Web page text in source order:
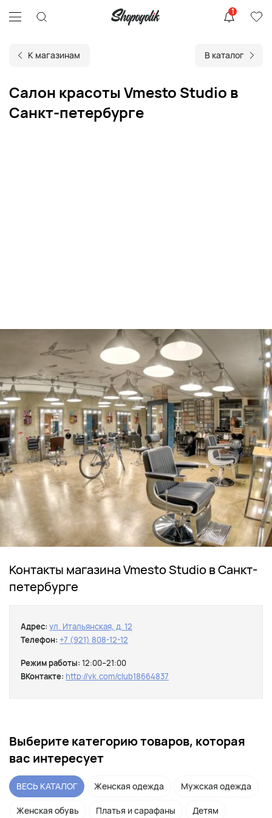
1
К магазинам В каталог
Салон красоты Vmesto Studio в
Санкт-петербурге
Контакты магазина Vmesto Studio в Санкт-
петербурге
Адрес: ул. Итальянская, д. 12
Телефон: +7 (921) 808-12-12
Режим работы: 12:00–21:00
ВКонтакте: http://vk.com/club18664837
Выберите категорию товаров, которая
вас интересует
ВЕСЬ КАТАЛОГ Женская одежда Мужская одежда
Женская обувь Платья и сарафаны Детям